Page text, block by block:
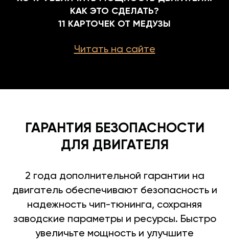
КАК ЭТО СДЕЛАТЬ?
11 КАРТОЧЕК ОТ МЕДУЗЫ
Читать на сайте
ГАРАНТИЯ БЕЗОПАСНОСТИ
ДЛЯ ДВИГАТЕЛЯ
2 года дополнительной гарантии на
двигатель обеспечивают безопасность и
надежность чип-тюнинга, сохраняя
заводские параметры и ресурсы. Быстро
увеличьте мощность и улучшите